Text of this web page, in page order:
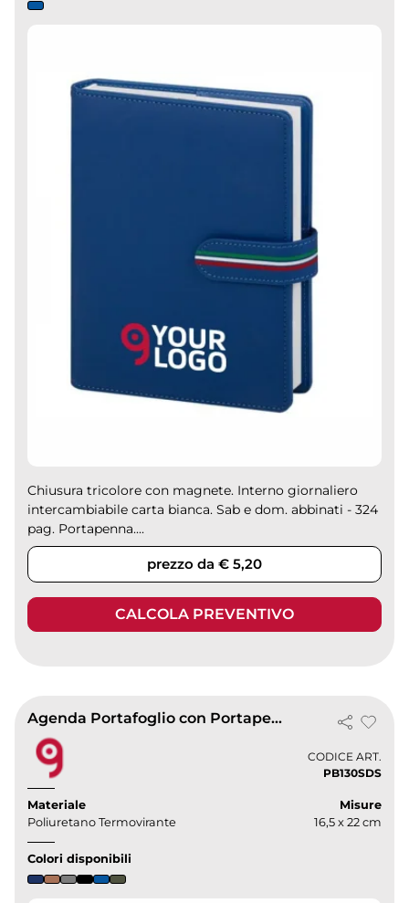
Chiusura tricolore con magnete. Interno giornaliero
intercambiabile carta bianca. Sab e dom. abbinati - 324
pag. Portapenna....
prezzo da € 5,20
CALCOLA PREVENTIVO
Agenda Portafoglio con Portapenne
CODICE ART.
PB130SDS
Materiale
Poliuretano Termovirante
Misure
16,5 x 22 cm
Colori disponibili